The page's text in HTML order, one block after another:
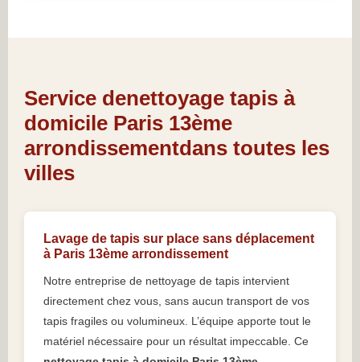
Service denettoyage tapis à
domicile Paris 13ème
arrondissementdans toutes les
villes
Lavage de tapis sur place sans déplacement
à Paris 13ème arrondissement
Notre entreprise de nettoyage de tapis intervient
directement chez vous, sans aucun transport de vos
tapis fragiles ou volumineux. L’équipe apporte tout le
matériel nécessaire pour un résultat impeccable. Ce